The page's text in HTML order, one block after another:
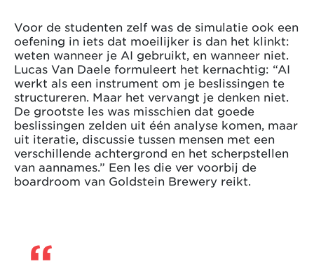
Voor de studenten zelf was de simulatie ook een
oefening in iets dat moeilijker is dan het klinkt:
weten wanneer je AI gebruikt, en wanneer niet.
Lucas Van Daele formuleert het kernachtig: “AI
werkt als een instrument om je beslissingen te
structureren. Maar het vervangt je denken niet.
De grootste les was misschien dat goede
beslissingen zelden uit één analyse komen, maar
uit iteratie, discussie tussen mensen met een
verschillende achtergrond en het scherpstellen
van aannames.” Een les die ver voorbij de
boardroom van Goldstein Brewery reikt.